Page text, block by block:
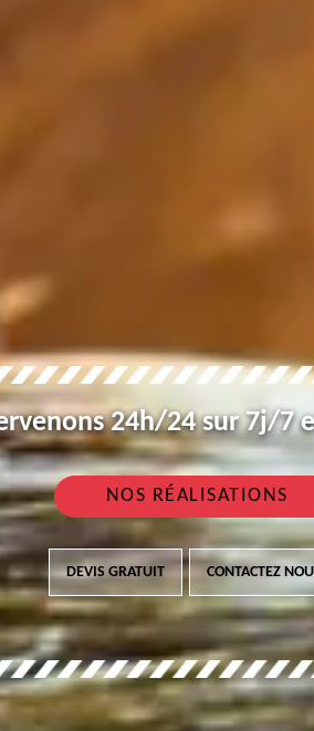
24h/24 sur 7j/7
NOS RÉALISATIONS
DEVIS GRATUIT CONTACTEZ